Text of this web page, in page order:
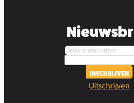
INSCHRIJVEN
Uitschrijven